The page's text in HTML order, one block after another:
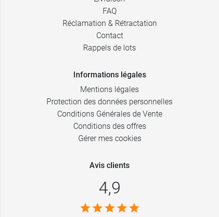
FAQ
Réclamation & Rétractation
Contact
Rappels de lots
Informations légales
Mentions légales
Protection des données personnelles
Conditions Générales de Vente
Conditions des offres
Gérer mes cookies
Avis clients
4,9